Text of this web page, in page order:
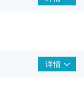
谷草转氨酵素、白蛋
、ABO及类猴型
多服务需知及注
详情